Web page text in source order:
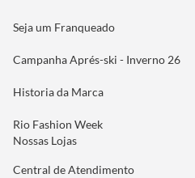
Seja um Franqueado
Campanha Aprés-ski - Inverno 26
Historia da Marca
Rio Fashion Week
Nossas Lojas
Central de Atendimento